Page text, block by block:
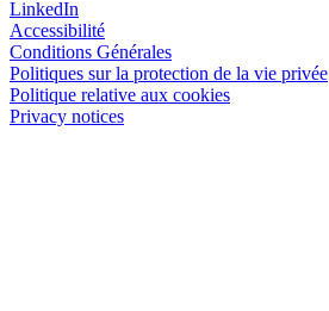
LinkedIn
Accessibilité
Conditions Générales
Politiques sur la protection de la vie privée
Politique relative aux cookies
Privacy notices